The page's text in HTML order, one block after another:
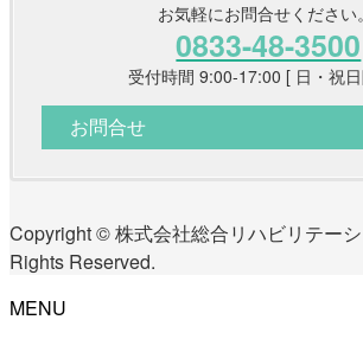
お気軽にお問合せください。
0833-48-3500
受付時間 9:00-17:00 [ 日・祝
お問合せ
Copyright © 株式会社総合リハビリテー
Rights Reserved.
MENU